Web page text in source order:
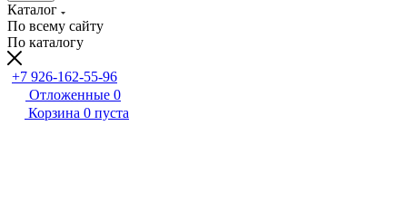
Каталог
По всему сайту
По каталогу
+7 926-162-55-96
Отложенные 0
Корзина 0 пуста